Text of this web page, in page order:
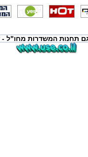
וגם תחנות המשדרות מחו"ל -